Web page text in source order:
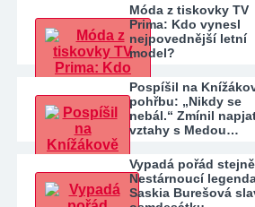
Móda z tiskovky TV
Prima: Kdo vynesl
nejpovednější letní
model?
Pospíšil na
pohřbu: „Nikdy se
nebál.“ Zmínil
vztahy s Medou…
Vypadá pořád
Nestárnoucí
Saskia Burešová